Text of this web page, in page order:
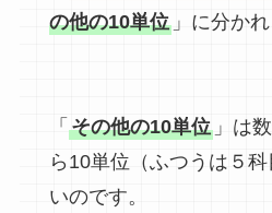
の他の10単位」に分かれ
「 その他の10単位」は
ら10単位（ふつうは５
いのです。